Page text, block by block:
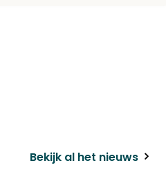
Bekijk al het nieuws